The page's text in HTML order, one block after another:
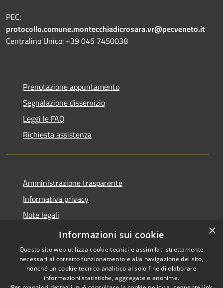
PEC:
protocollo.comune.montecchiadicrosara.vr@pecveneto.it
Centralino Unico: +39 045 7450038
Prenotazione appuntamento
Segnalazione disservizio
Leggi le FAQ
Richiesta assistenza
Amministrazione trasparente
Informativa privacy
Note legali
Dichiarazione di accessibilità
Copyright © 2026 • Comune di
×
Informazioni sui cookie
Questo sito web utilizza cookie tecnici e assimilati strettamente
necessari al corretto funzionamento e alla navigazione del sito,
nonché un cookie tecnico analitico al solo fine di elaborare
informazioni statistiche, aggregate e anonime.